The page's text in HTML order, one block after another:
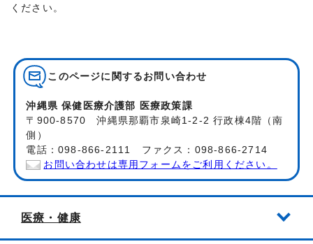
ください。
このページに関する お問い合わせ
沖縄県 保健医療介護部 医療政策課
〒900-8570 沖縄県那覇市泉崎1-2-2 行政棟4階（南
側）
電話：098-866-2111 ファクス：098-866-2714
お問い合わせは専用フォームをご利用ください。
医療・健康